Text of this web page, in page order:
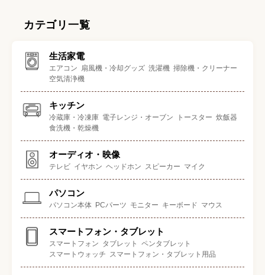
カテゴリ一覧
生活家電
エアコン 扇風機・冷却グッズ 洗濯機 掃除機・クリーナー
空気清浄機
キッチン
冷蔵庫・冷凍庫 電子レンジ・オーブン トースター 炊飯器
食洗機・乾燥機
オーディオ・映像
テレビ イヤホン ヘッドホン スピーカー マイク
パソコン
パソコン本体 PCパーツ モニター キーボード マウス
スマートフォン・タブレット
スマートフォン タブレット
ペンタブレット
スマートウォッチ スマートフォン・タブレット用品